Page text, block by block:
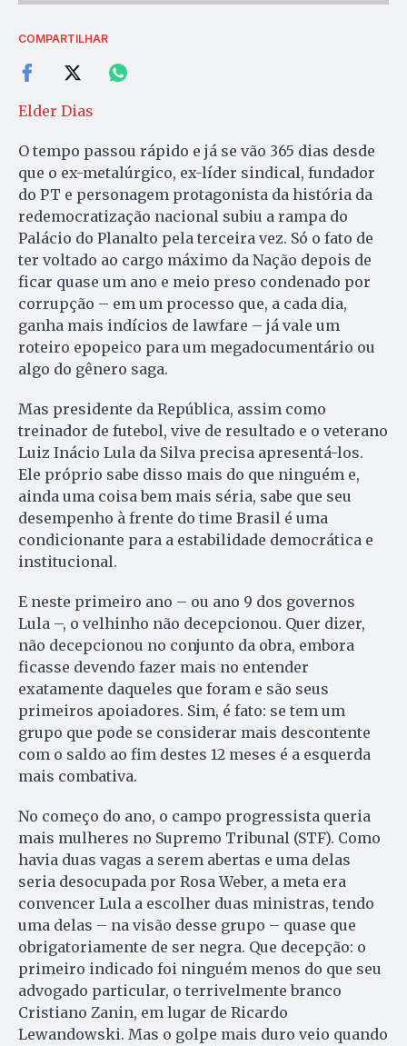
COMPARTILHAR
Elder Dias
O tempo passou rápido e já se vão 365 dias desde
que o ex-metalúrgico, ex-líder sindical, fundador
do PT e personagem protagonista da história da
redemocratização nacional subiu a rampa do
Palácio do Planalto pela terceira vez. Só o fato de
ter voltado ao cargo máximo da Nação depois de
ficar quase um ano e meio preso condenado por
corrupção – em um processo que, a cada dia,
ganha mais indícios de lawfare – já vale um
roteiro epopeico para um megadocumentário ou
algo do gênero saga.
Mas presidente da República, assim como
treinador de futebol, vive de resultado e o veterano
Luiz Inácio Lula da Silva precisa apresentá-los.
Ele próprio sabe disso mais do que ninguém e,
ainda uma coisa bem mais séria, sabe que seu
desempenho à frente do time Brasil é uma
condicionante para a estabilidade democrática e
institucional.
E neste primeiro ano – ou ano 9 dos governos
Lula –, o velhinho não decepcionou. Quer dizer,
não decepcionou no conjunto da obra, embora
ficasse devendo fazer mais no entender
exatamente daqueles que foram e são seus
primeiros apoiadores. Sim, é fato: se tem um
grupo que pode se considerar mais descontente
com o saldo ao fim destes 12 meses é a esquerda
mais combativa.
No começo do ano, o campo progressista queria
mais mulheres no Supremo Tribunal (STF). Como
havia duas vagas a serem abertas e uma delas
seria desocupada por Rosa Weber, a meta era
convencer Lula a escolher duas ministras, tendo
uma delas – na visão desse grupo – quase que
obrigatoriamente de ser negra. Que decepção: o
primeiro indicado foi ninguém menos do que seu
advogado particular, o terrivelmente branco
Cristiano Zanin, em lugar de Ricardo
Lewandowski. Mas o golpe mais duro veio quando